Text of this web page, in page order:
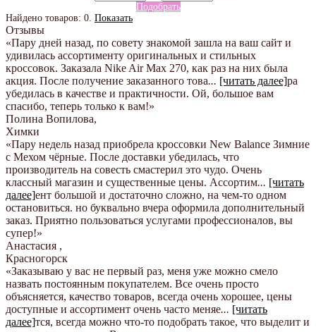
Подобрать
Найдено товаров: 0 Показать
Отзывы
«Пару дней назад, по совету знакомой зашла на ваш сайт и
удивилась ассортименту оригинальных и стильных
кроссовок. Заказала Nike Air Max 270, как раз на них была
акция. После получение заказанного това... [читать далее]ра
убедилась в качестве и практичности. Ой, большое вам
спасибо, теперь только к вам!»
Полина Вопилова,
Химки
«Пару недель назад приобрела кроссовки New Balance Зимние
с Мехом чёрные. После доставки убедилась, что
производитель на совесть смастерил это чудо. Очень
классный магазин и существенные цены. Ассортим... [читать
далее]ент большой и достаточно сложно, на чем-то одном
остановиться. но буквально вчера оформила дополнительный
заказ. Приятно пользоваться услугами профессионалов, вы
супер!»
Анастасия ,
Красногорск
«Заказываю у вас не первый раз, меня уже можно смело
назвать постоянным покупателем. Все очень просто
объясняется, качество товаров, всегда очень хорошее, цены
доступные и ассортимент очень часто меняе... [читать
далее]тся, всегда можно что-то подобрать такое, что выделит и